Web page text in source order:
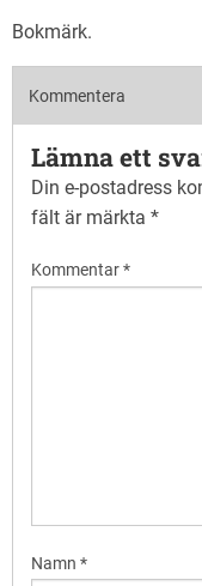
Bokmärk.
Kommentera
Lämna ett
Din e-postadress
fält är märkta *
Kommentar*
Namn *